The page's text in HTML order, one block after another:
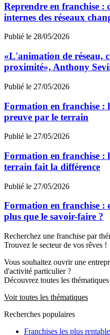
Reprendre en franchise :
internes des réseaux
Publié le 28/05/2026
«L'animation de réseau,
proximité», Anthony
Publié le 27/05/2026
Formation en franchise :
preuve par le terrain
Publié le 27/05/2026
Formation en franchise :
terrain fait la différence
Publié le 27/05/2026
Formation en franchise :
plus que le savoir-faire ?
Recherchez une franchise par
Trouvez le secteur de vos rêves !
Vous souhaitez ouvrir une
d'activité particulier ?
Découvrez toutes les
Voir toutes les thématiques
Recherches populaires
Franchises les plus